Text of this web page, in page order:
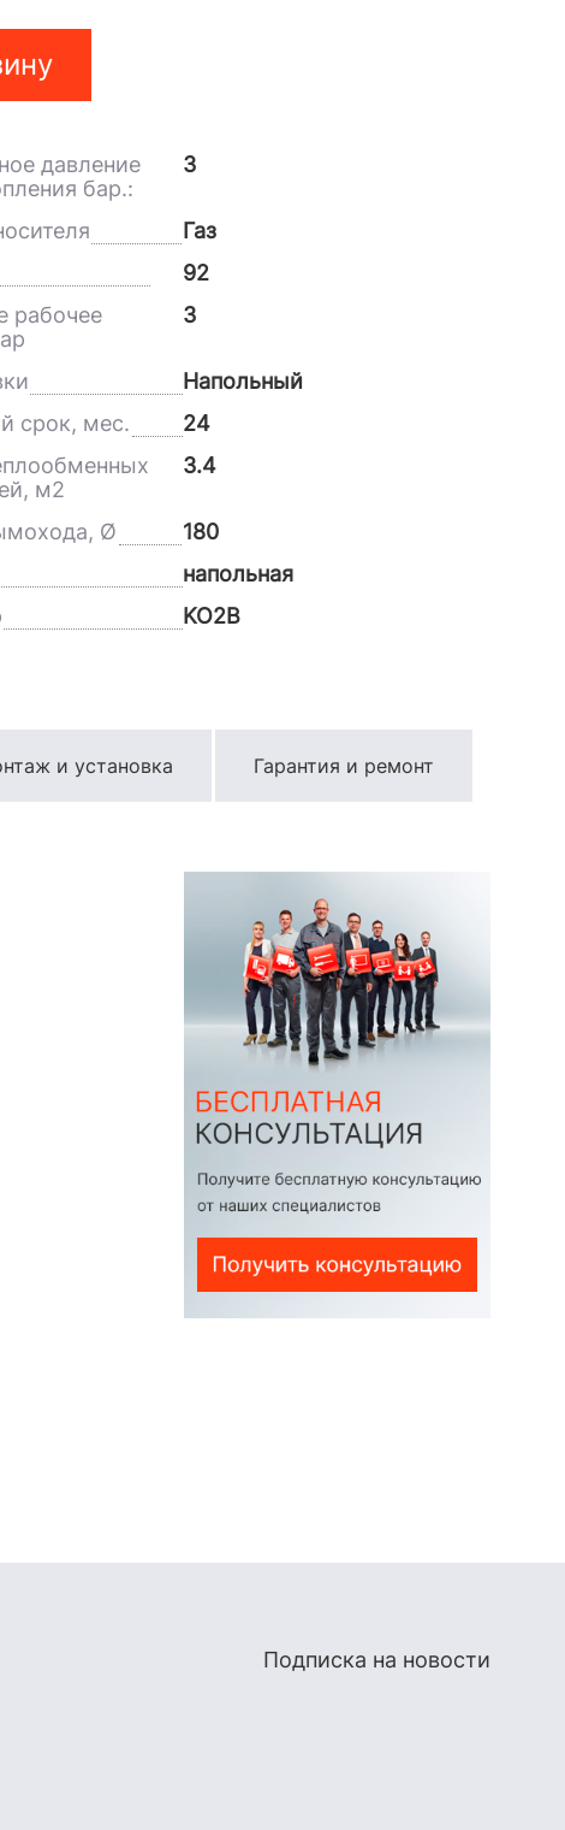
давление
бар.:
3
Газ
92
рабочее
3
Напольный
срок, мес.
24
м2
3.4
Ø
180
напольная
KO2B
и установка Гарантия и ремонт
Подписка на новости